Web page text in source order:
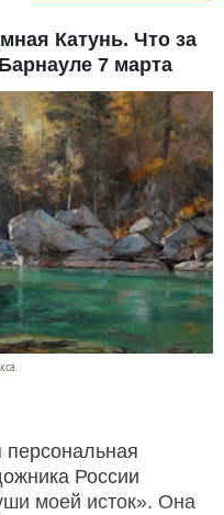
Катунь. Что за
7 марта
России
моей исток». Она